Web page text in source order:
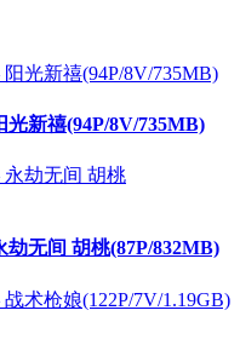
光新禧(94P/8V/735MB)
劫无间 胡桃(87P/832MB)